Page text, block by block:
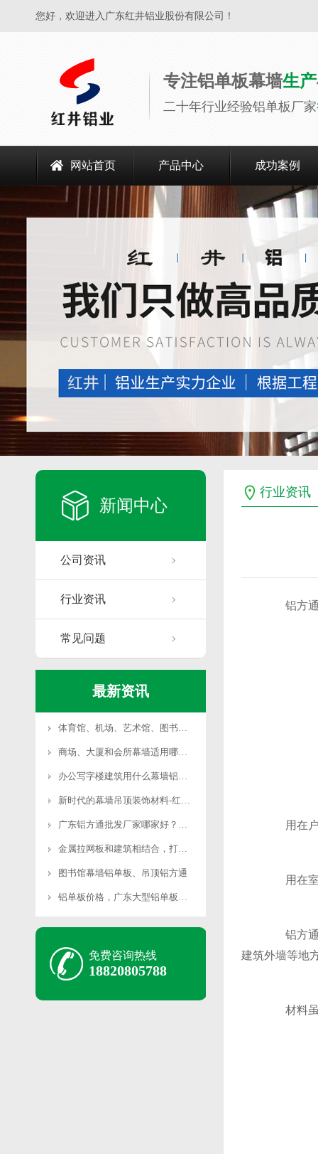
您好，欢迎进入广东红井铝业股份有限公司！
专注铝单板幕墙生产
二十年行业经验铝单板厂家
网站首页 产品中心 成功案例
新闻中心
公司资讯
行业资讯
常见问题
最新资讯
体育馆、机场、艺术馆、图书馆等大型公共场所适用哪种幕墙铝单板？
商场、大厦和会所幕墙适用哪些铝单板？
办公写字楼建筑用什么幕墙铝单板合适？
新时代的幕墙吊顶装饰材料-红井铝方通
广东铝方通批发厂家哪家好？首选红井铝业
金属拉网板和建筑相结合，打造另类建筑外墙装饰
图书馆幕墙铝单板、吊顶铝方通
铝单板价格，广东大型铝单板厂家可免费深化图纸
免费咨询热线
18820805788
行业资讯
铝方通
用在户
用在室
铝方通
建筑外墙等地
材料虽